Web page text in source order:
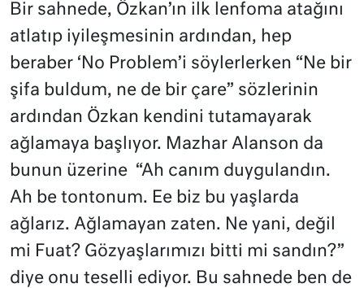
Bir sahnede, Özkan’ın ilk lenfoma atağını
atlatıp iyileşmesinin ardından, hep
beraber ‘No Problem’i söylerlerken “Ne bir
şifa buldum, ne de bir çare” sözlerinin
ardından Özkan kendini tutamayarak
ağlamaya başlıyor. Mazhar Alanson da
bunun üzerine “Ah canım duygulandın.
Ah be tontonum. Ee biz bu yaşlarda
ağlarız. Ağlamayan zaten. Ne yani, değil
mi Fuat? Gözyaşlarımızı bitti mi sandın?”
diye onu teselli ediyor. Bu sahnede ben de